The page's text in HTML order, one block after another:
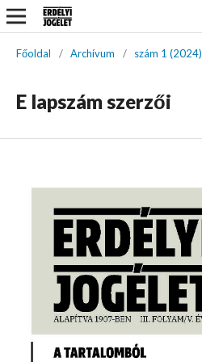
Főoldal / Archívum / szám 1 (2024)
E lapszám szerzői